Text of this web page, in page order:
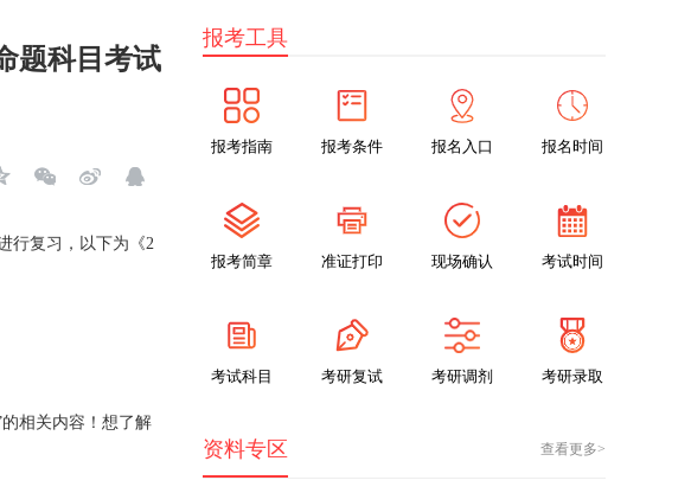
题科目考试
行复习，以下为《2
相关内容！想了解
报考工具
报考指南 报考条件 报名入口 报名时间
报考简章 准证打印 现场确认 考试时间
考试科目 考研复试 考研调剂 考研录取
资料专区 查看更多>